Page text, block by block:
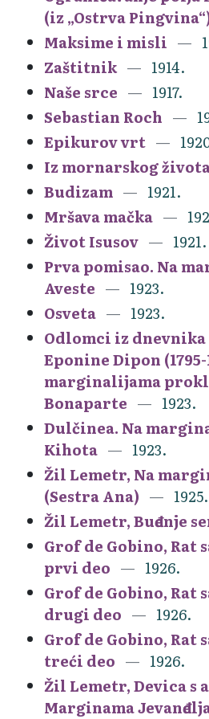
(iz „Ostrva
Maksime i misli
Zaštitnik
1914.
Naše srce
1917.
Sebastian Roch
Epikurov vrt
Iz mornarskog
Budizam
1921.
Mršava mačka
Život Isusov
1921.
Prva pomisao. Na
Aveste
1923.
Osveta
1923.
Odlomci iz dnevnika
Eponine Dipon (1795-
marginalijama
Bonaparte
1923.
Dulčinea. Na
Kihota
1923.
Žil Lemetr, Na
(Sestra Ana)
1925.
Žil Lemetr, Buđenje
Grof de Gobino, Rat
prvi deo
1926.
Grof de Gobino, Rat
drugi deo
1926.
Grof de Gobino, Rat
treći deo
1926.
Žil Lemetr, Devica s
Marginama